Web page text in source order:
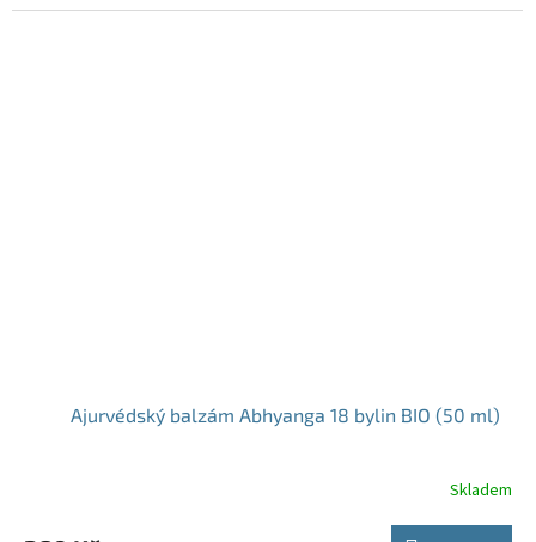
Ajurvédský balzám Abhyanga 18 bylin BIO (50 ml)
Skladem